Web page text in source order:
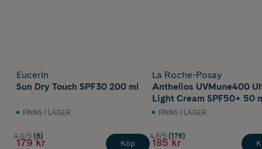
Eucerin
Sun Dry Touch SPF30 200 ml
FINNS I LAGER
4.0/5 (6)
179 kr Köp
La Roche-Posay
Anthelios UVMune400
Light Cream SPF50+ 50
FINNS I LAGER
4.8/5 (176)
185 kr